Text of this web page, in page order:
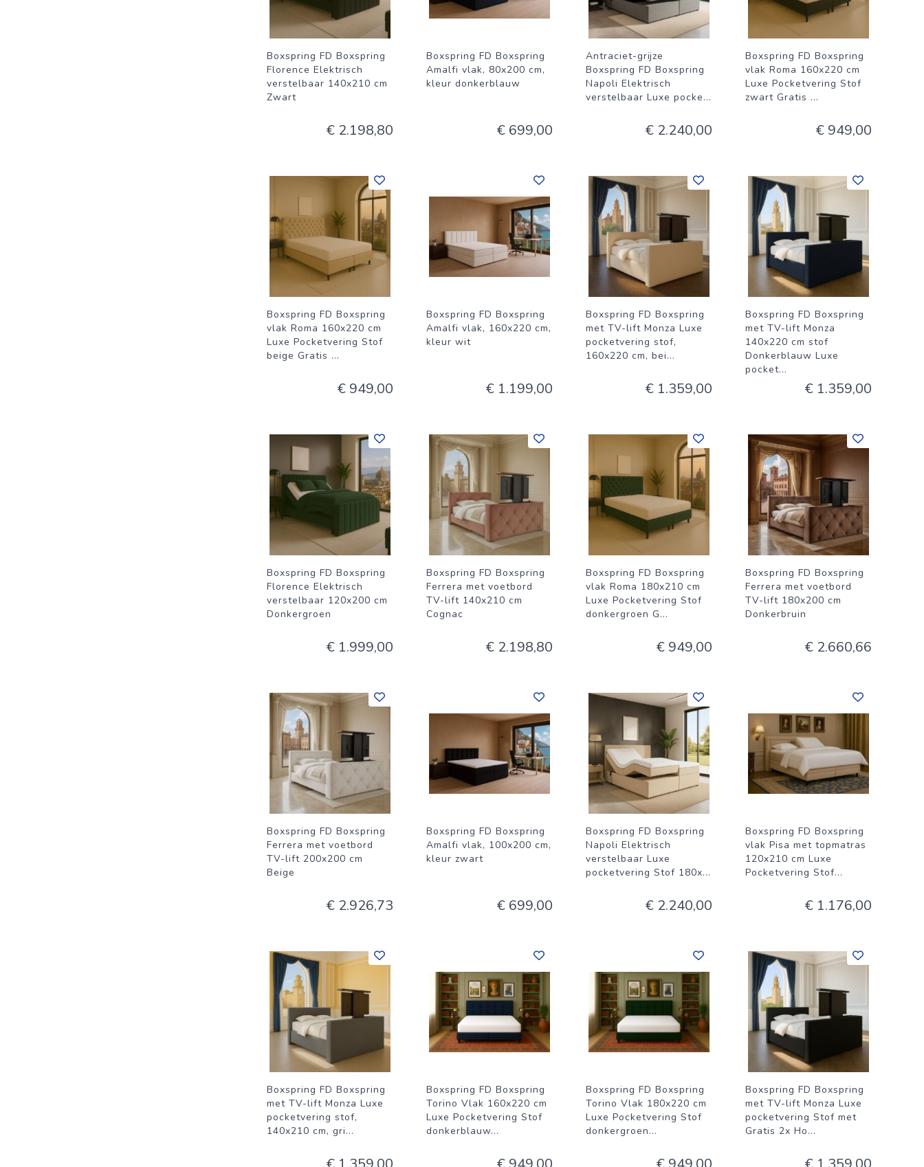
Boxspring FD Boxspring
Florence Elektrisch
verstelbaar 140x210 cm
Zwart
€ 2.198,80
Boxspring FD Boxspring
Amalfi vlak, 80x200 cm,
kleur donkerblauw
€ 699,00
Antraciet-grijze
Boxspring FD Boxspring
Napoli Elektrisch
verstelbaar Luxe pocke...
€ 2.240,00
Boxspring FD Boxspring
vlak Roma 160x220 cm
Luxe Pocketvering Stof
zwart Gratis ...
€ 949,00
Boxspring FD Boxspring
vlak Roma 160x220 cm
Luxe Pocketvering Stof
beige Gratis ...
€ 949,00
Boxspring FD Boxspring
Amalfi vlak, 160x220 cm,
kleur wit
€ 1.199,00
Boxspring FD Boxspring
met TV-lift Monza Luxe
pocketvering stof,
160x220 cm, bei...
€ 1.359,00
Boxspring FD Boxspring
met TV-lift Monza
140x220 cm stof
Donkerblauw Luxe
pocket...
€ 1.359,00
Boxspring FD Boxspring
Florence Elektrisch
verstelbaar 120x200 cm
Donkergroen
€ 1.999,00
Boxspring FD Boxspring
Ferrera met voetbord
TV-lift 140x210 cm
Cognac
€ 2.198,80
Boxspring FD Boxspring
vlak Roma 180x210 cm
Luxe Pocketvering Stof
donkergroen G...
€ 949,00
Boxspring FD Boxspring
Ferrera met voetbord
TV-lift 180x200 cm
Donkerbruin
€ 2.660,66
Boxspring FD Boxspring
Ferrera met voetbord
TV-lift 200x200 cm
Beige
€ 2.926,73
Boxspring FD Boxspring
Amalfi vlak, 100x200 cm,
kleur zwart
€ 699,00
Boxspring FD Boxspring
Napoli Elektrisch
verstelbaar Luxe
pocketvering Stof 180x...
€ 2.240,00
Boxspring FD Boxspring
vlak Pisa met topmatras
120x210 cm Luxe
Pocketvering Stof...
€ 1.176,00
Boxspring FD Boxspring
met TV-lift Monza Luxe
pocketvering stof,
140x210 cm, gri...
Boxspring FD Boxspring
Torino Vlak 160x220 cm
Luxe Pocketvering Stof
donkerblauw...
Boxspring FD Boxspring
Torino Vlak 180x220 cm
Luxe Pocketvering Stof
donkergroen...
Boxspring FD Boxspring
met TV-lift Monza Luxe
pocketvering Stof met
Gratis 2x Ho...